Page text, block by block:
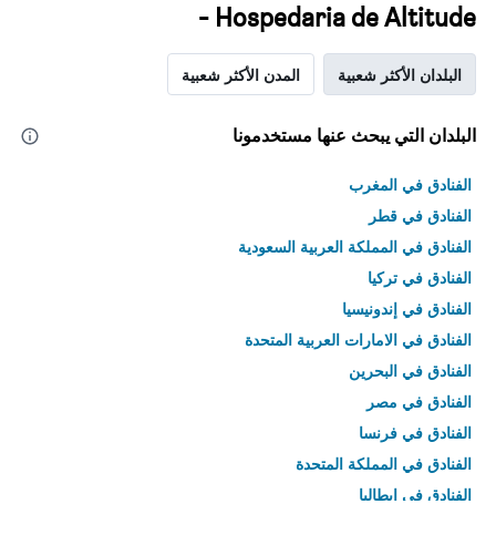
- Hospedaria de Altitude
البلدان الأكثر شعبية المدن الأكثر شعبية
البلدان التي يبحث عنها مستخدمونا
الفنادق في المغرب
الفنادق في قطر
الفنادق في المملكة العربية السعودية
الفنادق في تركيا
الفنادق في إندونيسيا
الفنادق في الامارات العربية المتحدة
الفنادق في البحرين
الفنادق في مصر
الفنادق في فرنسا
الفنادق في المملكة المتحدة
الفنادق في إيطاليا